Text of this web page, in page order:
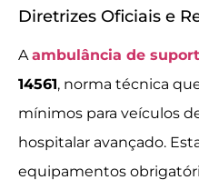
Diretrizes Oficiais e
A ambulância de
14561, norma técnica
mínimos para veículos
hospitalar avançado.
equipamentos